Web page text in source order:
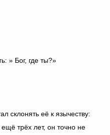
» Бог, где ты?»
склонять её к язычеству:
трёх лет, он точно не